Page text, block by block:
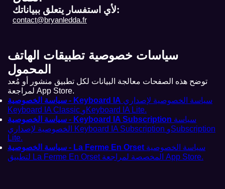
لأي استفسار يتعلق ببياناتك:
contact@bryanledda.fr
سياسات خصوصية تطبيقات الهاتف
المحمول
توضح هذه الصفحات معالجة البيانات لكل تطبيق منشور أو مُعد
لمراجعة App Store.
سياسة الخصوصية - Keyboard IA سياسة الخصوصية لإصداري
Keyboard IA Classic وKeyboard IA Lite.
سياسة الخصوصية - Keyboard IA Subscription سياسة
الخصوصية لإصداري Keyboard IA Subscription وSubscription
Lite.
سياسة الخصوصية - La Ferme En Orset سياسة الخصوصية
لتطبيق La Ferme En Orset المخصصة لمراجعة App Store.